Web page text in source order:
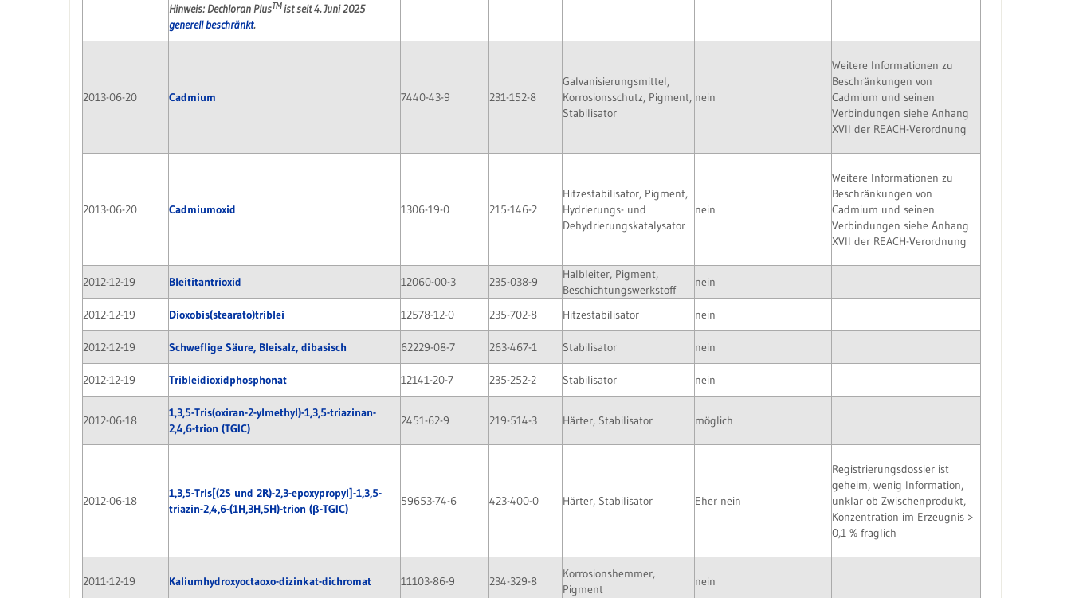
Hinweis: Dechloran PlusTMist seit 4. Juni 2025
generell beschränkt.
2013-06-20 Cadmium 7440-43-9 231-152-8
Galvanisierungsmittel,
Korrosionsschutz, Pigment,
Stabilisator
nein
Weitere Informationen zu
Beschränkungen von
Cadmium und seinen
Verbindungen siehe Anhang
XVII der REACH-Verordnung
2013-06-20 Cadmiumoxid 1306-19-0 215-146-2
Hitzestabilisator, Pigment,
Hydrierungs- und
Dehydrierungskatalysator
nein
Weitere Informationen zu
Beschränkungen von
Cadmium und seinen
Verbindungen siehe Anhang
XVII der REACH-Verordnung
2012-12-19 Bleititantrioxid 12060-00-3 235-038-9
Halbleiter, Pigment,
Beschichtungswerkstoff
nein
2012-12-19 Dioxobis(stearato)triblei 12578-12-0 235-702-8 Hitzestabilisator nein
2012-12-19 Schweflige Säure, Bleisalz, dibasisch 62229-08-7 263-467-1 Stabilisator nein
2012-12-19 Tribleidioxidphosphonat 12141-20-7 235-252-2 Stabilisator nein
2012-06-18
1,3,5-Tris(oxiran-2-ylmethyl)-1,3,5-triazinan-
2,4,6-trion (TGIC)
2451-62-9 219-514-3 Härter, Stabilisator möglich
2012-06-18
1,3,5-Tris[(2S und 2R)-2,3-epoxypropyl]-1,3,5-
triazin-2,4,6-(1H,3H,5H)-trion (β-TGIC)
59653-74-6 423-400-0 Härter, Stabilisator Eher nein
Registrierungsdossier ist
geheim, wenig Information,
unklar ob Zwischenprodukt,
Konzentration im Erzeugnis >
0,1 % fraglich
2011-12-19 Kaliumhydroxyoctaoxo-dizinkat-dichromat 11103-86-9 234-329-8
Korrosionshemmer,
Pigment
nein